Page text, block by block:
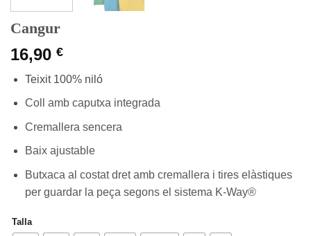
Cangur
16,90 €
Teixit 100% niló
Coll amb caputxa integrada
Cremallera sencera
Baix ajustable
Butxaca al costat dret amb cremallera i tires elàstiques
per guardar la peça segons el sistema K-Way®
Talla